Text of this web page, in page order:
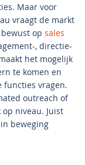
Maar voor
vraagt de markt
op sales
, directie-
het mogelijk
te komen en
functies vragen.
outreach of
niveau. Juist
beweging